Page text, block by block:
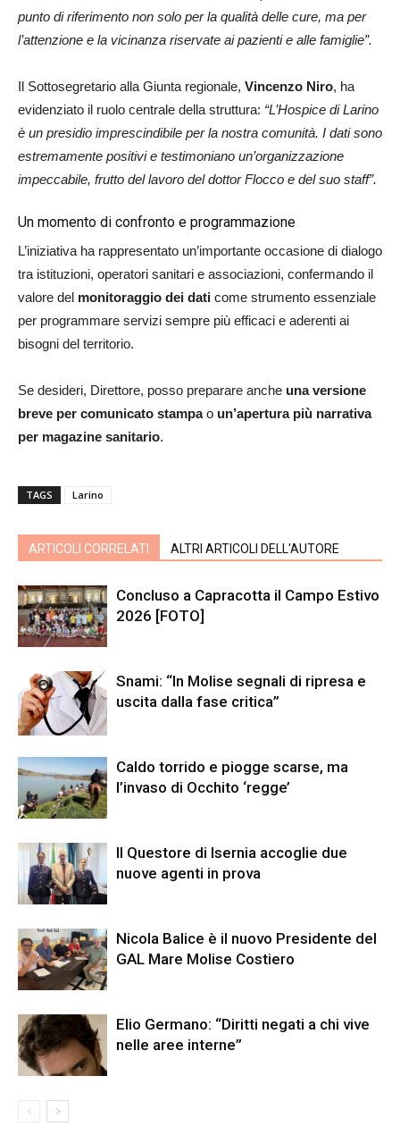
punto di riferimento non solo per la qualità delle cure, ma per
l’attenzione e la vicinanza riservate ai pazienti e alle famiglie”.
Il Sottosegretario alla Giunta regionale, Vincenzo Niro, ha
evidenziato il ruolo centrale della struttura: “L’Hospice di Larino
è un presidio imprescindibile per la nostra comunità. I dati sono
estremamente positivi e testimoniano un’organizzazione
impeccabile, frutto del lavoro del dottor Flocco e del suo staff”.
Un momento di confronto e programmazione
L’iniziativa ha rappresentato un’importante occasione di dialogo
tra istituzioni, operatori sanitari e associazioni, confermando il
valore del monitoraggio dei dati come strumento essenziale
per programmare servizi sempre più efficaci e aderenti ai
bisogni del territorio.
Se desideri, Direttore, posso preparare anche una versione
breve per comunicato stampao un’apertura più narrativa
per magazine sanitario.
TAGS Larino
ARTICOLI CORRELATI ALTRI ARTICOLI DELL'AUTORE
Concluso a Capracotta il Campo Estivo
2026 [FOTO]
Snami: “In Molise segnali di ripresa e
uscita dalla fase critica”
Caldo torrido e piogge scarse, ma
l’invaso di Occhito ‘regge’
Il Questore di Isernia accoglie due
nuove agenti in prova
Nicola Balice è il nuovo Presidente del
GAL Mare Molise Costiero
Elio Germano: “Diritti negati a chi vive
nelle aree interne”